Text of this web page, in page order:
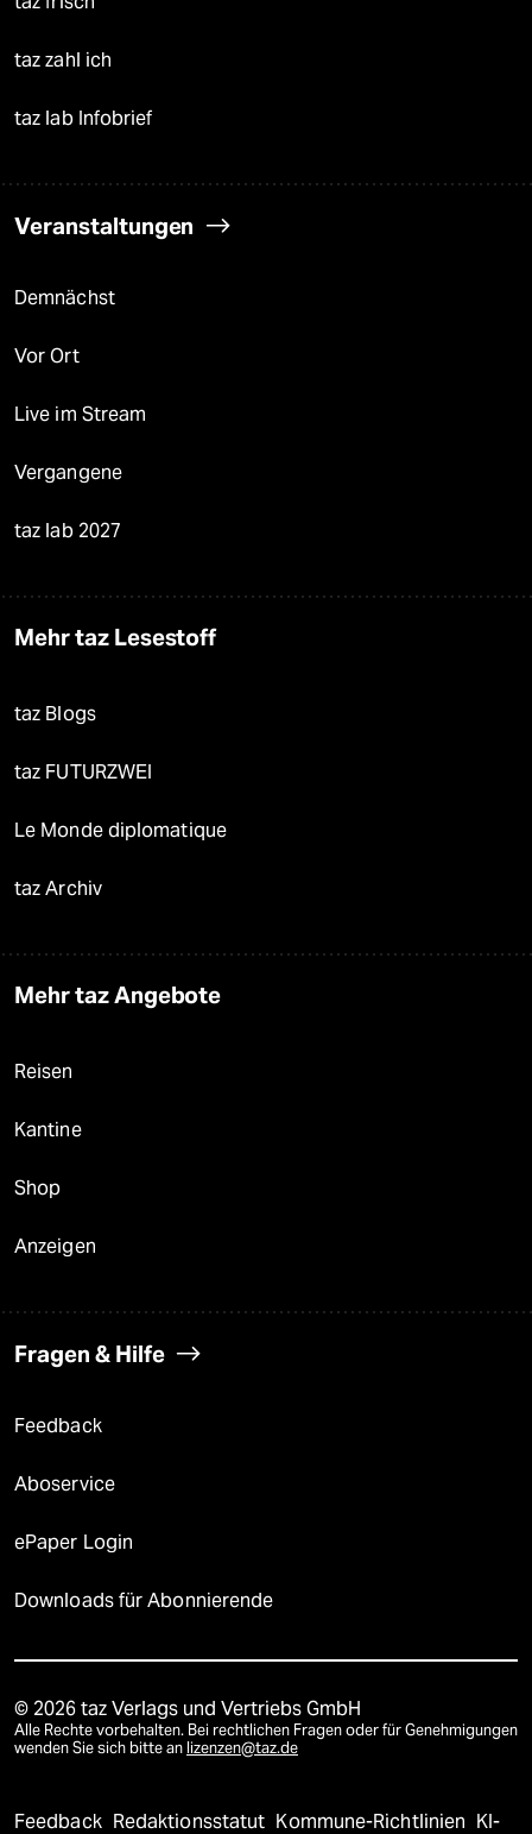
taz zahl ich
taz lab Infobrief
Veranstaltungen
Demnächst
Vor Ort
Live im Stream
Vergangene
taz lab 2027
Mehr taz Lesestoff
taz Blogs
taz FUTURZWEI
Le Monde diplomatique
taz Archiv
Mehr taz Angebote
Reisen
Kantine
Shop
Anzeigen
Fragen & Hilfe
Feedback
Aboservice
ePaper Login
Downloads für Abonnierende
© 2026 taz Verlags und Vertriebs GmbH
Alle Rechte vorbehalten. Bei rechtlichen Fragen oder für Genehmigungen
wenden Sie sich bitte an lizenzen@taz.de
Feedback Redaktionsstatut Kommune-Richtlinien KI-